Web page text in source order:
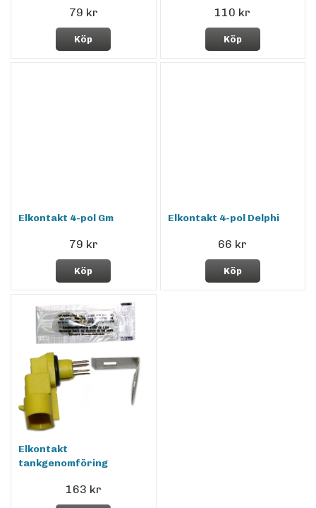
79 kr
Köp
110 kr
Köp
Elkontakt 4-pol Gm
79 kr
Köp
Elkontakt 4-pol Delphi
66 kr
Köp
Elkontakt
tankgenomföring
163 kr